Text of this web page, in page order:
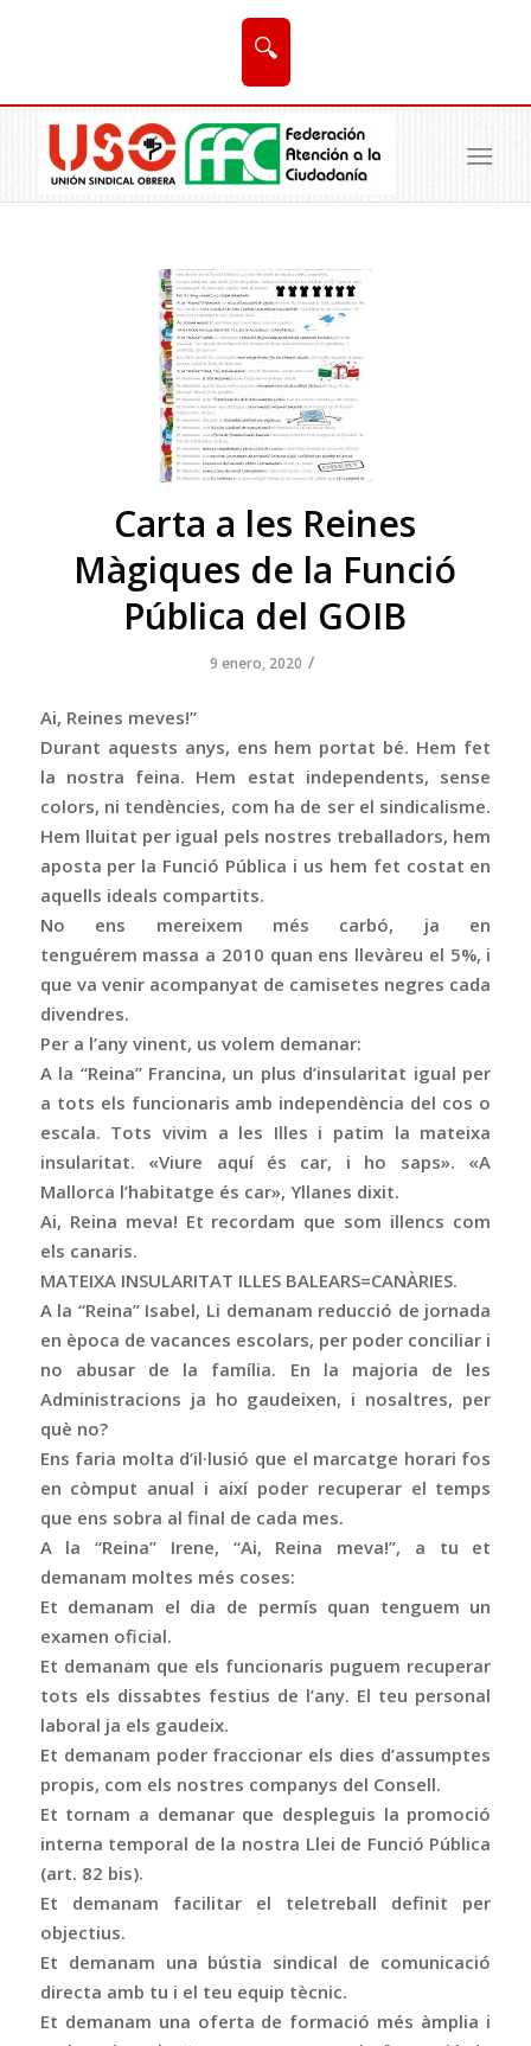
🔍
Carta a les Reines
Màgiques de la Funció
Pública del GOIB
9 enero, 2020 /
Ai, Reines meves!”
Durant aquests anys, ens hem portat bé. Hem fet
la nostra feina. Hem estat independents, sense
colors, ni tendències, com ha de ser el sindicalisme.
Hem lluitat per igual pels nostres treballadors, hem
aposta per la Funció Pública i us hem fet costat en
aquells ideals compartits.
No ens mereixem més carbó, ja en
tenguérem massa a 2010 quan ens llevàreu el 5%, i
que va venir acompanyat de camisetes negres cada
divendres.
Per a l’any vinent, us volem demanar:
A la “Reina” Francina, un plus d’insularitat igual per
a tots els funcionaris amb independència del cos o
escala. Tots vivim a les Illes i patim la mateixa
insularitat. «Viure aquí és car, i ho saps». «A
Mallorca l’habitatge és car», Yllanes dixit.
Ai, Reina meva! Et recordam que som illencs com
els canaris.
MATEIXA INSULARITAT ILLES BALEARS=CANÀRIES.
A la “Reina” Isabel, Li demanam reducció de jornada
en època de vacances escolars, per poder conciliar i
no abusar de la família. En la majoria de les
Administracions ja ho gaudeixen, i nosaltres, per
què no?
Ens faria molta d’il·lusió que el marcatge horari fos
en còmput anual i així poder recuperar el temps
que ens sobra al final de cada mes.
A la “Reina” Irene, “Ai, Reina meva!”, a tu et
demanam moltes més coses:
Et demanam el dia de permís quan tenguem un
examen oficial.
Et demanam que els funcionaris puguem recuperar
tots els dissabtes festius de l’any. El teu personal
laboral ja els gaudeix.
Et demanam poder fraccionar els dies d’assumptes
propis, com els nostres companys del Consell.
Et tornam a demanar que despleguis la promoció
interna temporal de la nostra Llei de Funció Pública
(art. 82 bis).
Et demanam facilitar el teletreball definit per
objectius.
Et demanam una bústia sindical de comunicació
directa amb tu i el teu equip tècnic.
Et demanam una oferta de formació més àmplia i